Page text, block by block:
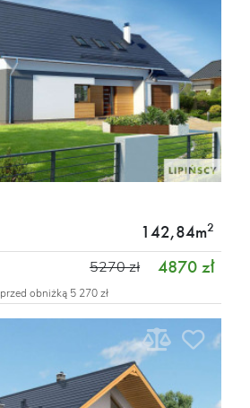
142,84m2
4870 zł
5270 zł
obniżką 5 270 zł